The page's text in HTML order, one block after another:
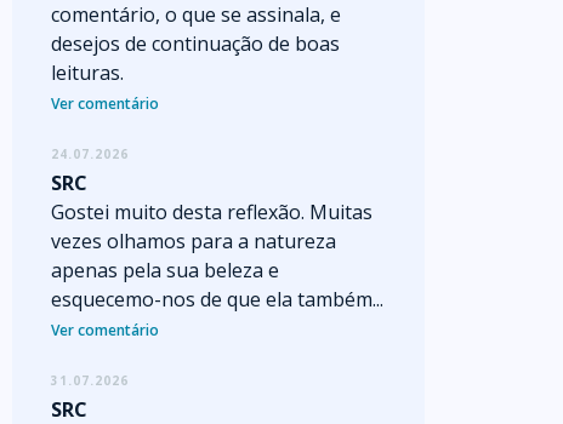
comentário, o que se assinala, e
desejos de continuação de boas
leituras.
Ver comentário
24.07.2026
SRC
Gostei muito desta reflexão. Muitas
vezes olhamos para a natureza
apenas pela sua beleza e
esquecemo-nos de que ela também...
Ver comentário
31.07.2026
SRC